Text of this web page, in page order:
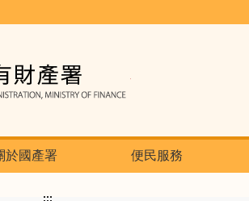
於國產署 便民服務
:::